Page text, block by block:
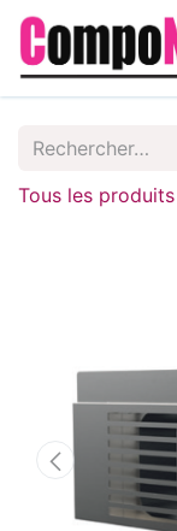
Tous les produits